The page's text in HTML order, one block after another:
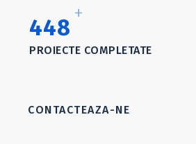
571
+
PROIECTE COMPLETATE
CONTACTEAZA-NE